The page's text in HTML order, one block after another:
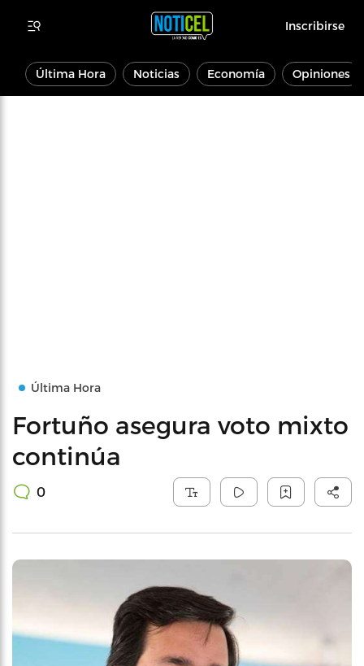
Inscribirse
Última Hora Noticias Economía Opiniones
Última Hora
Fortuño asegura voto mixto
continúa
0